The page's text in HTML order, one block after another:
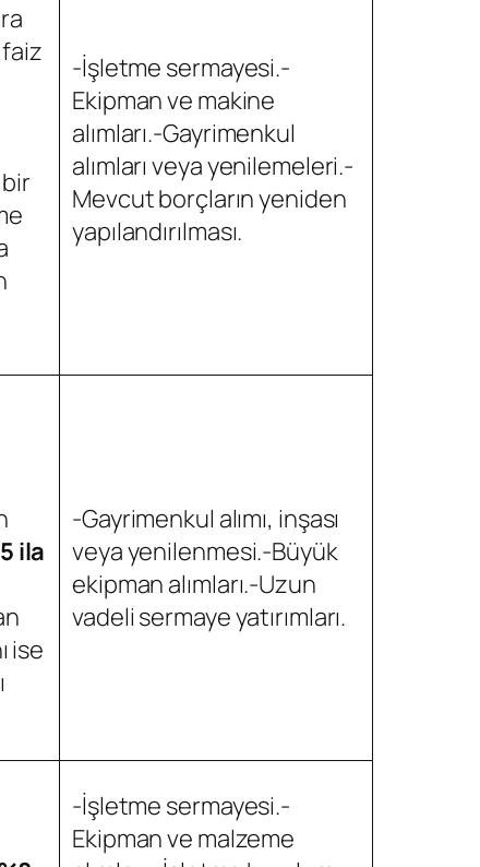
-İşletme sermayesi.-
Ekipman ve makine
alımları.-Gayrimenkul
alımları veya yenilemeleri.-
Mevcut borçların yeniden
yapılandırılması.
ila
ise
-Gayrimenkul alımı, inşası
veya yenilenmesi.-Büyük
ekipman alımları.-Uzun
vadeli sermaye yatırımları.
-İşletme sermayesi.-
Ekipman ve malzeme